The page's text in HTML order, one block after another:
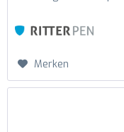
Merken